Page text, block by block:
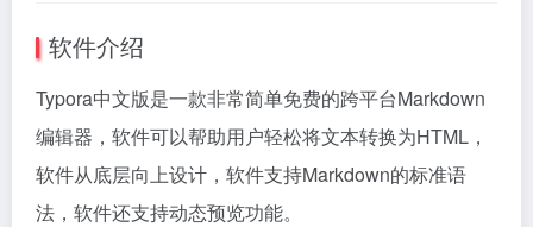
软件介绍
Typora中文版是一款非常简单免费的跨平台Markdown
编辑器，软件可以帮助用户轻松将文本转换为HTML，
软件从底层向上设计，软件支持Markdown的标准语
法，软件还支持动态预览功能。